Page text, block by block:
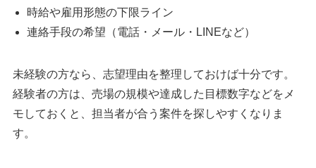
時給や雇用形態の下限ライン
連絡手段の希望（電話・メール・LINEなど）
未経験の方なら、志望理由を整理しておけば十分です。
経験者の方は、売場の規模や達成した目標数字などをメ
モしておくと、担当者が合う案件を探しやすくなりま
す。